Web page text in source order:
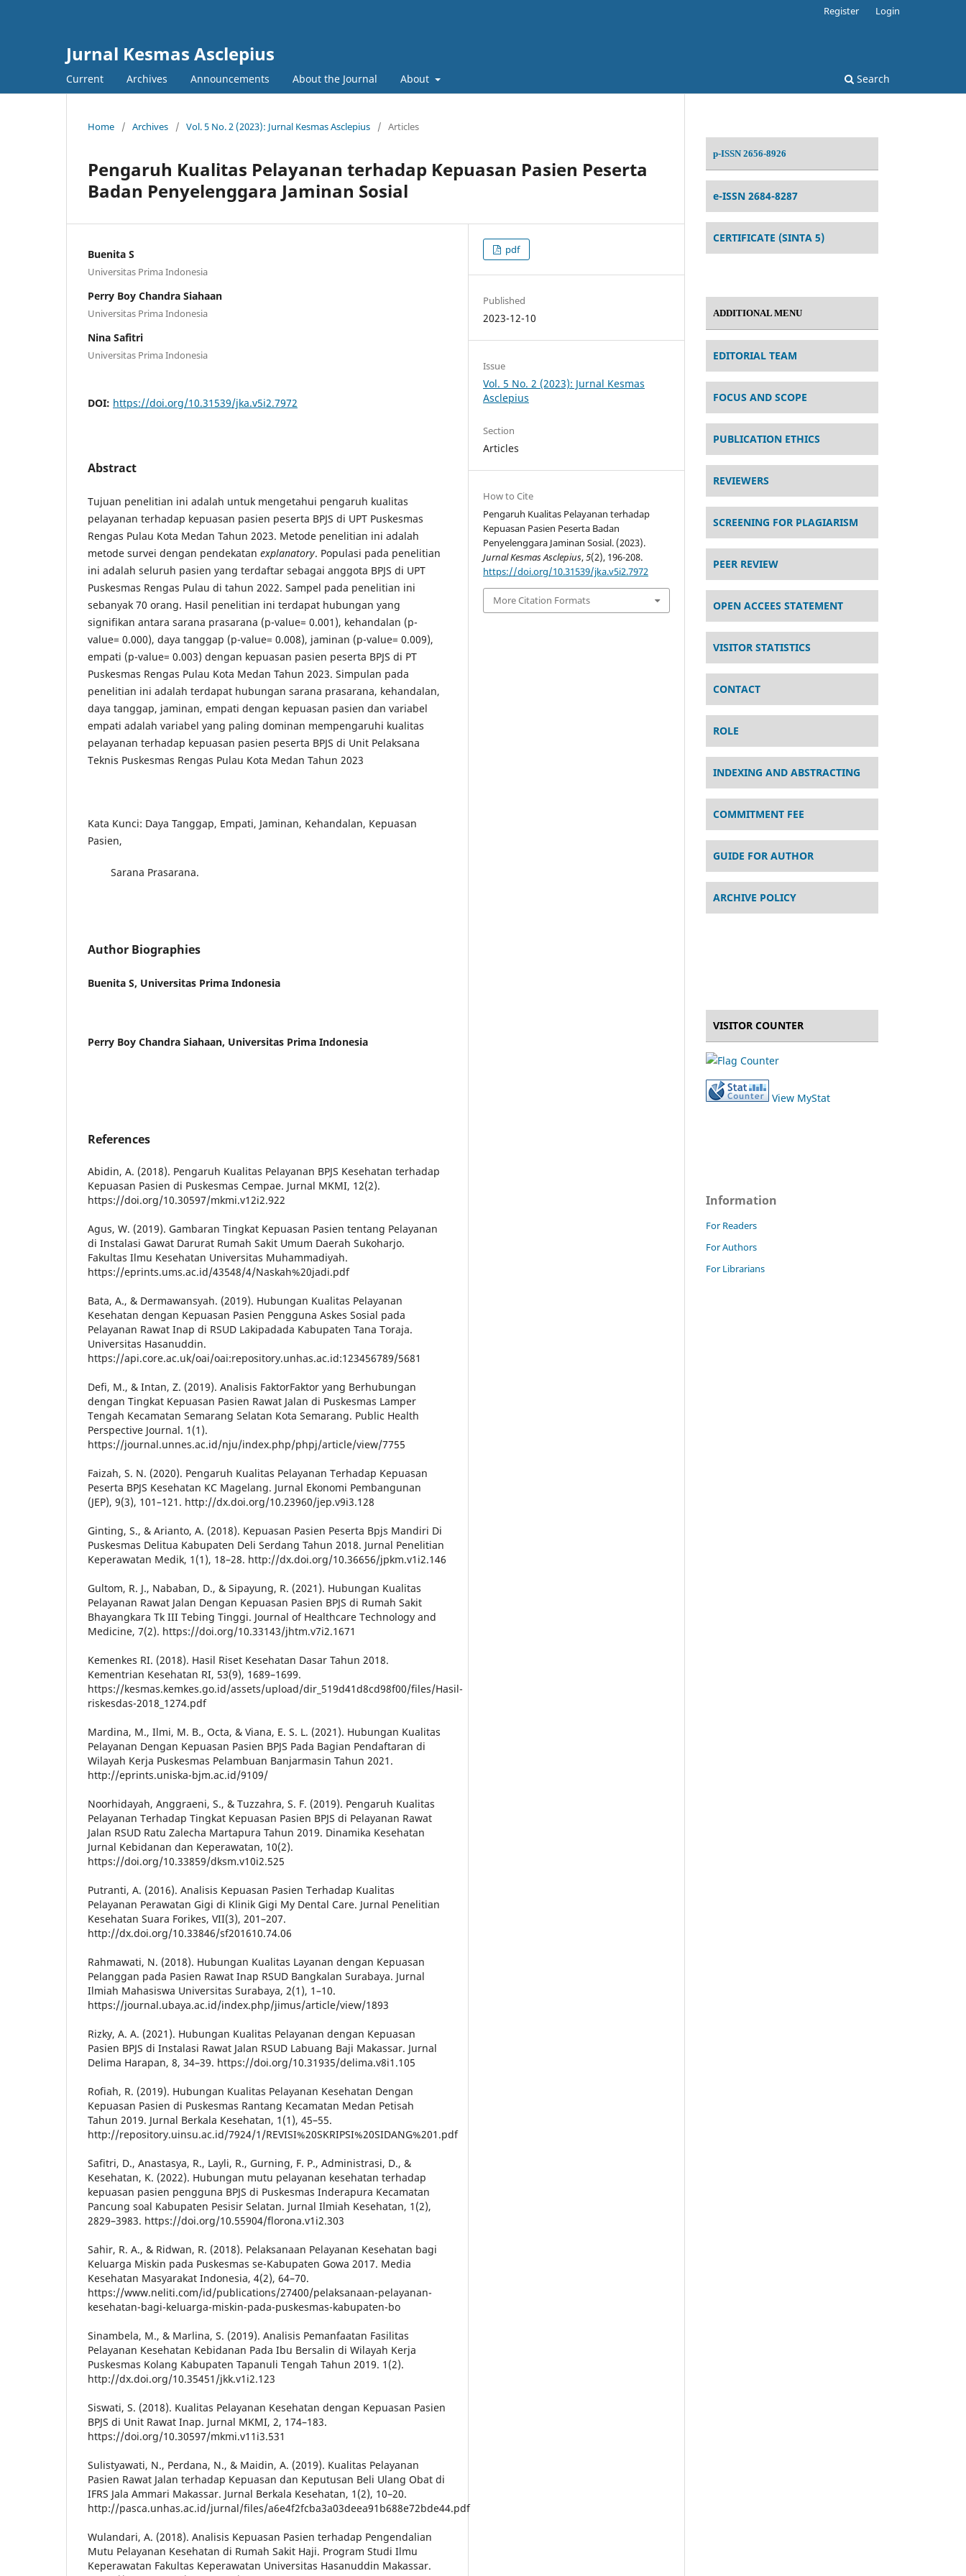
Jurnal Kesmas Asclepius
Current Archives Announcements About the Journal About Search
Register Login
Home / Archives / Vol. 5 No. 2 (2023): Jurnal Kesmas Asclepius / Articles
Pengaruh Kualitas Pelayanan terhadap Kepuasan Pasien Peserta
Badan Penyelenggara Jaminan Sosial
Buenita S
Universitas Prima Indonesia
Perry Boy Chandra Siahaan
Universitas Prima Indonesia
Nina Safitri
Universitas Prima Indonesia
DOI: https://doi.org/10.31539/jka.v5i2.7972
Abstract
Tujuan penelitian ini adalah untuk mengetahui pengaruh kualitas
pelayanan terhadap kepuasan pasien peserta BPJS di UPT Puskesmas
Rengas Pulau Kota Medan Tahun 2023. Metode penelitian ini adalah
metode survei dengan pendekatan explanatory. Populasi pada penelitian
ini adalah seluruh pasien yang terdaftar sebagai anggota BPJS di UPT
Puskesmas Rengas Pulau di tahun 2022. Sampel pada penelitian ini
sebanyak 70 orang. Hasil penelitian ini terdapat hubungan yang
signifikan antara sarana prasarana (p-value= 0.001), kehandalan (p-
value= 0.000), daya tanggap (p-value= 0.008), jaminan (p-value= 0.009),
empati (p-value= 0.003) dengan kepuasan pasien peserta BPJS di PT
Puskesmas Rengas Pulau Kota Medan Tahun 2023. Simpulan pada
penelitian ini adalah terdapat hubungan sarana prasarana, kehandalan,
daya tanggap, jaminan, empati dengan kepuasan pasien dan variabel
empati adalah variabel yang paling dominan mempengaruhi kualitas
pelayanan terhadap kepuasan pasien peserta BPJS di Unit Pelaksana
Teknis Puskesmas Rengas Pulau Kota Medan Tahun 2023
Kata Kunci: Daya Tanggap, Empati, Jaminan, Kehandalan, Kepuasan
Pasien,
Sarana Prasarana.
Author Biographies
Buenita S, Universitas Prima Indonesia
Perry Boy Chandra Siahaan, Universitas Prima Indonesia
References
Abidin, A. (2018). Pengaruh Kualitas Pelayanan BPJS Kesehatan terhadap
Kepuasan Pasien di Puskesmas Cempae. Jurnal MKMI, 12(2).
https://doi.org/10.30597/mkmi.v12i2.922
Agus, W. (2019). Gambaran Tingkat Kepuasan Pasien tentang Pelayanan
di Instalasi Gawat Darurat Rumah Sakit Umum Daerah Sukoharjo.
Fakultas Ilmu Kesehatan Universitas Muhammadiyah.
https://eprints.ums.ac.id/43548/4/Naskah%20jadi.pdf
Bata, A., & Dermawansyah. (2019). Hubungan Kualitas Pelayanan
Kesehatan dengan Kepuasan Pasien Pengguna Askes Sosial pada
Pelayanan Rawat Inap di RSUD Lakipadada Kabupaten Tana Toraja.
Universitas Hasanuddin.
https://api.core.ac.uk/oai/oai:repository.unhas.ac.id:123456789/5681
Defi, M., & Intan, Z. (2019). Analisis FaktorFaktor yang Berhubungan
dengan Tingkat Kepuasan Pasien Rawat Jalan di Puskesmas Lamper
Tengah Kecamatan Semarang Selatan Kota Semarang. Public Health
Perspective Journal. 1(1).
https://journal.unnes.ac.id/nju/index.php/phpj/article/view/7755
Faizah, S. N. (2020). Pengaruh Kualitas Pelayanan Terhadap Kepuasan
Peserta BPJS Kesehatan KC Magelang. Jurnal Ekonomi Pembangunan
(JEP), 9(3), 101–121. http://dx.doi.org/10.23960/jep.v9i3.128
Ginting, S., & Arianto, A. (2018). Kepuasan Pasien Peserta Bpjs Mandiri Di
Puskesmas Delitua Kabupaten Deli Serdang Tahun 2018. Jurnal Penelitian
Keperawatan Medik, 1(1), 18–28. http://dx.doi.org/10.36656/jpkm.v1i2.146
Gultom, R. J., Nababan, D., & Sipayung, R. (2021). Hubungan Kualitas
Pelayanan Rawat Jalan Dengan Kepuasan Pasien BPJS di Rumah Sakit
Bhayangkara Tk III Tebing Tinggi. Journal of Healthcare Technology and
Medicine, 7(2). https://doi.org/10.33143/jhtm.v7i2.1671
Kemenkes RI. (2018). Hasil Riset Kesehatan Dasar Tahun 2018.
Kementrian Kesehatan RI, 53(9), 1689–1699.
https://kesmas.kemkes.go.id/assets/upload/dir_519d41d8cd98f00/files/Hasil-
riskesdas-2018_1274.pdf
Mardina, M., Ilmi, M. B., Octa, & Viana, E. S. L. (2021). Hubungan Kualitas
Pelayanan Dengan Kepuasan Pasien BPJS Pada Bagian Pendaftaran di
Wilayah Kerja Puskesmas Pelambuan Banjarmasin Tahun 2021.
http://eprints.uniska-bjm.ac.id/9109/
Noorhidayah, Anggraeni, S., & Tuzzahra, S. F. (2019). Pengaruh Kualitas
Pelayanan Terhadap Tingkat Kepuasan Pasien BPJS di Pelayanan Rawat
Jalan RSUD Ratu Zalecha Martapura Tahun 2019. Dinamika Kesehatan
Jurnal Kebidanan dan Keperawatan, 10(2).
https://doi.org/10.33859/dksm.v10i2.525
Putranti, A. (2016). Analisis Kepuasan Pasien Terhadap Kualitas
Pelayanan Perawatan Gigi di Klinik Gigi My Dental Care. Jurnal Penelitian
Kesehatan Suara Forikes, VII(3), 201–207.
http://dx.doi.org/10.33846/sf201610.74.06
Rahmawati, N. (2018). Hubungan Kualitas Layanan dengan Kepuasan
Pelanggan pada Pasien Rawat Inap RSUD Bangkalan Surabaya. Jurnal
Ilmiah Mahasiswa Universitas Surabaya, 2(1), 1–10.
https://journal.ubaya.ac.id/index.php/jimus/article/view/1893
Rizky, A. A. (2021). Hubungan Kualitas Pelayanan dengan Kepuasan
Pasien BPJS di Instalasi Rawat Jalan RSUD Labuang Baji Makassar. Jurnal
Delima Harapan, 8, 34–39. https://doi.org/10.31935/delima.v8i1.105
Rofiah, R. (2019). Hubungan Kualitas Pelayanan Kesehatan Dengan
Kepuasan Pasien di Puskesmas Rantang Kecamatan Medan Petisah
Tahun 2019. Jurnal Berkala Kesehatan, 1(1), 45–55.
http://repository.uinsu.ac.id/7924/1/REVISI%20SKRIPSI%20SIDANG%201.pdf
Safitri, D., Anastasya, R., Layli, R., Gurning, F. P., Administrasi, D., &
Kesehatan, K. (2022). Hubungan mutu pelayanan kesehatan terhadap
kepuasan pasien pengguna BPJS di Puskesmas Inderapura Kecamatan
Pancung soal Kabupaten Pesisir Selatan. Jurnal Ilmiah Kesehatan, 1(2),
2829–3983. https://doi.org/10.55904/florona.v1i2.303
Sahir, R. A., & Ridwan, R. (2018). Pelaksanaan Pelayanan Kesehatan bagi
Keluarga Miskin pada Puskesmas se-Kabupaten Gowa 2017. Media
Kesehatan Masyarakat Indonesia, 4(2), 64–70.
https://www.neliti.com/id/publications/27400/pelaksanaan-pelayanan-
kesehatan-bagi-keluarga-miskin-pada-puskesmas-kabupaten-bo
Sinambela, M., & Marlina, S. (2019). Analisis Pemanfaatan Fasilitas
Pelayanan Kesehatan Kebidanan Pada Ibu Bersalin di Wilayah Kerja
Puskesmas Kolang Kabupaten Tapanuli Tengah Tahun 2019. 1(2).
http://dx.doi.org/10.35451/jkk.v1i2.123
Siswati, S. (2018). Kualitas Pelayanan Kesehatan dengan Kepuasan Pasien
BPJS di Unit Rawat Inap. Jurnal MKMI, 2, 174–183.
https://doi.org/10.30597/mkmi.v11i3.531
Sulistyawati, N., Perdana, N., & Maidin, A. (2019). Kualitas Pelayanan
Pasien Rawat Jalan terhadap Kepuasan dan Keputusan Beli Ulang Obat di
IFRS Jala Ammari Makassar. Jurnal Berkala Kesehatan, 1(2), 10–20.
http://pasca.unhas.ac.id/jurnal/files/a6e4f2fcba3a03deea91b688e72bde44.pdf
Wulandari, A. (2018). Analisis Kepuasan Pasien terhadap Pengendalian
Mutu Pelayanan Kesehatan di Rumah Sakit Haji. Program Studi Ilmu
Keperawatan Fakultas Keperawatan Universitas Hasanuddin Makassar.
pdf
Published
2023-12-10
Issue
Vol. 5 No. 2 (2023): Jurnal Kesmas
Asclepius
Section
Articles
How to Cite
Pengaruh Kualitas Pelayanan terhadap
Kepuasan Pasien Peserta Badan
Penyelenggara Jaminan Sosial. (2023).
Jurnal Kesmas Asclepius,5(2), 196-208.
https://doi.org/10.31539/jka.v5i2.7972
More Citation Formats
p-ISSN 2656-8926
e-ISSN 2684-8287
CERTIFICATE (SINTA 5)
ADDITIONAL MENU
EDITORIAL TEAM
FOCUS AND SCOPE
PUBLICATION ETHICS
REVIEWERS
SCREENING FOR PLAGIARISM
PEER REVIEW
OPEN ACCEES STATEMENT
VISITOR STATISTICS
CONTACT
ROLE
INDEXING AND ABSTRACTING
COMMITMENT FEE
GUIDE FOR AUTHOR
ARCHIVE POLICY
VISITOR COUNTER
View MyStat
Information
For Readers
For Authors
For Librarians